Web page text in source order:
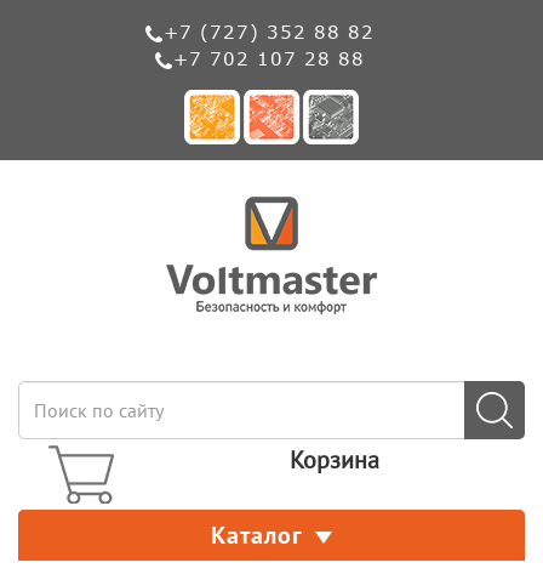
+7 (727) 352 88 82
+7 702 107 28 88
Корзина
Каталог